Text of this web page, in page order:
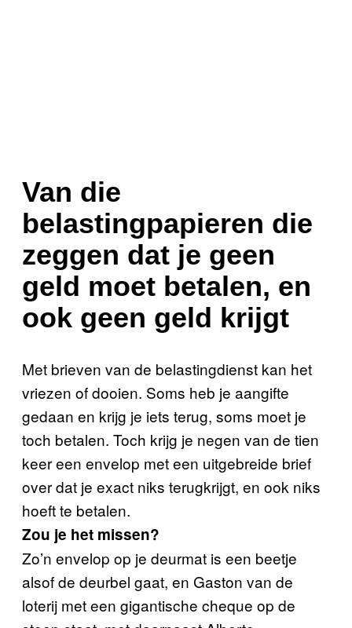
Van die
belastingpapieren die
zeggen dat je geen
geld moet betalen, en
ook geen geld krijgt
Met brieven van de belastingdienst kan het
vriezen of dooien. Soms heb je aangifte
gedaan en krijg je iets terug, soms moet je
toch betalen. Toch krijg je negen van de tien
keer een envelop met een uitgebreide brief
over dat je exact niks terugkrijgt, en ook niks
hoeft te betalen.
Zou je het missen?
Zo’n envelop op je deurmat is een beetje
alsof de deurbel gaat, en Gaston van de
loterij met een gigantische cheque op de